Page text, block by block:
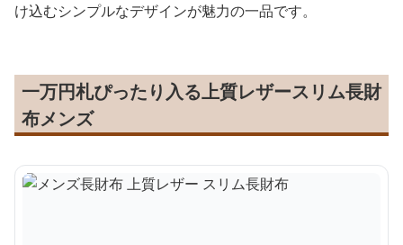
け込むシンプルなデザインが魅力の一品です。
一万円札ぴったり入る上質レザースリム長財
布メンズ